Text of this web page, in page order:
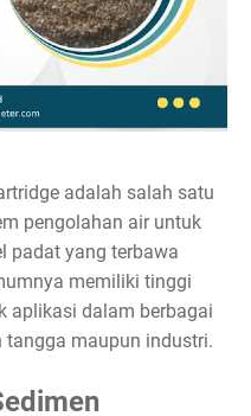
adalah salah satu
pengolahan air untuk
padat yang terbawa
memiliki tinggi
aplikasi dalam berbagai
maupun industri.